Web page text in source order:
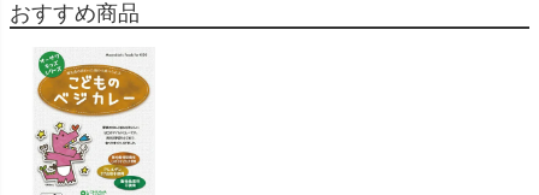
おすすめ商品